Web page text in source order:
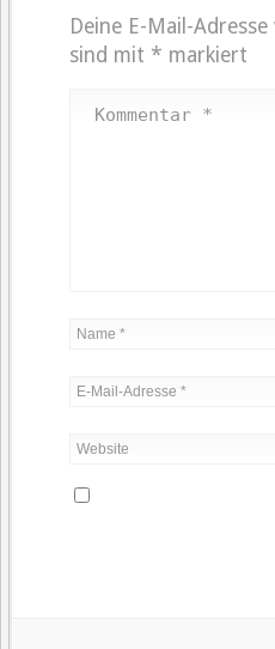
Deine E-Mail-
sind mit * markiert